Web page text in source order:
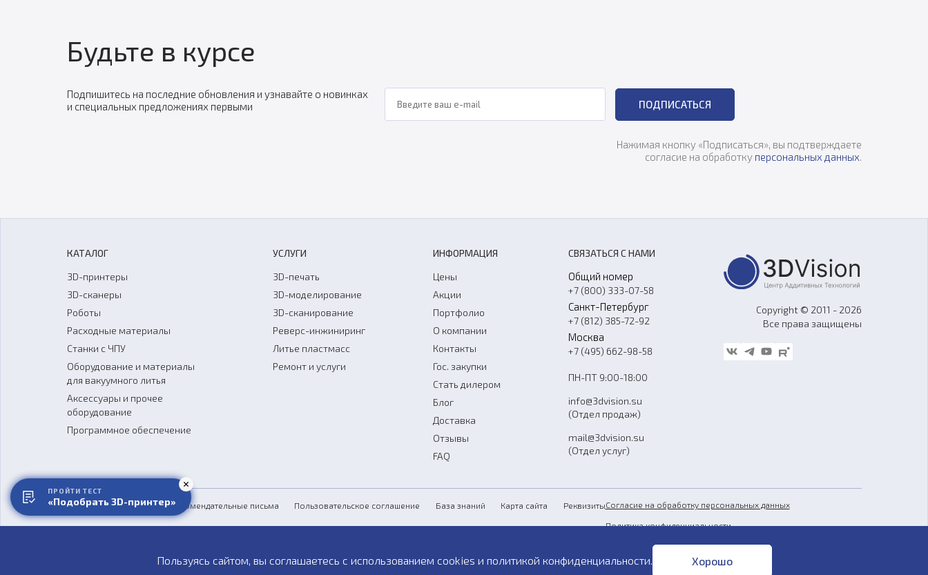
Будьте в курсе
Подпишитесь на последние обновления и узнавайте о новинках
и специальных предложениях первыми
ПОДПИСАТЬСЯ
Нажимая кнопку «Подписаться», вы подтверждаете
согласие на обработку персональных данных.
КАТАЛОГ
3D-принтеры
3D-сканеры
Роботы
Расходные материалы
Станки с ЧПУ
Оборудование и материалы
для вакуумного литья
Аксессуары и прочее
оборудование
Программное обеспечение
УСЛУГИ
3D-печать
3D-моделирование
3D-сканирование
Реверс-инжиниринг
Литье пластмасс
Ремонт и услуги
ИНФОРМАЦИЯ
Цены
Акции
Портфолио
О компании
Контакты
Гос. закупки
Стать дилером
Блог
Доставка
Отзывы
FAQ
СВЯЗАТЬСЯ С НАМИ
Общий номер
+7 (800) 333-07-58
Санкт-Петербург
+7 (812) 385-72-92
Москва
+7 (495) 662-98-58
ПН-ПТ 9:00-18:00
info@3dvision.su
(Отдел продаж)
mail@3dvision.su
(Отдел услуг)
Copyright © 2011 - 2026
Все права защищены
Обзоры СМИ о нас Рекомендательные письма Пользовательское соглашение База знаний Карта сайта РеквизитыСогласие на обработку персональных данных
Политика конфиденциальности
Публичная оферта
Пользуясь сайтом, вы соглашаетесь с использованием cookies и политикой конфиденциальности. Хорошо
ПРОЙТИ ТЕСТ
«Подобрать 3D-принтер»